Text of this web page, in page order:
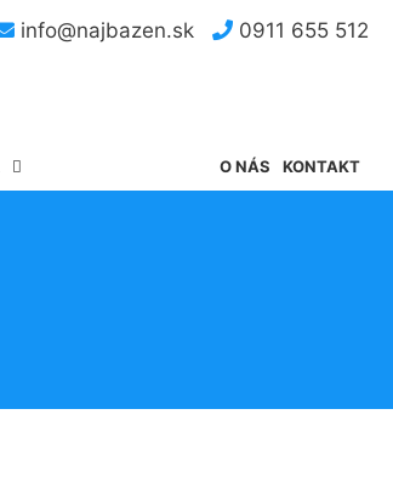
info@najbazen.sk 0911 655 512
KONTAKT
O NÁS